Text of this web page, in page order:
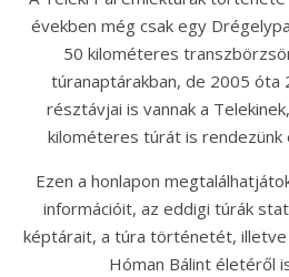
években még csak egy
50 kilométeres
túranaptárakban, de 2005 óta
résztávjai is vannak a
kilométeres túrát is rendezünk
Ezen a honlapon
információit, az eddigi túrák
képtárait, a túra történetét, illetve
Hóman Bálint életéről